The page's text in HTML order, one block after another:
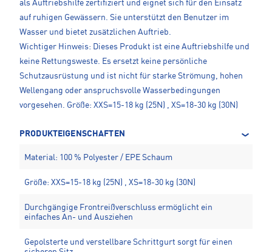
als Auftriebshilfe zertifiziert und eignet sich für den Einsatz
auf ruhigen Gewässern. Sie unterstützt den Benutzer im
Wasser und bietet zusätzlichen Auftrieb.
Wichtiger Hinweis: Dieses Produkt ist eine Auftriebshilfe und
keine Rettungsweste. Es ersetzt keine persönliche
Schutzausrüstung und ist nicht für starke Strömung, hohen
Wellengang oder anspruchsvolle Wasserbedingungen
vorgesehen. Größe: XXS=15-18 kg (25N) , XS=18-30 kg (30N)
PRODUKTEIGENSCHAFTEN
Material: 100 % Polyester / EPE Schaum
Größe: XXS=15-18 kg (25N) , XS=18-30 kg (30N)
Durchgängige Frontreißverschluss ermöglicht ein
einfaches An- und Ausziehen
Gepolsterte und verstellbare Schrittgurt sorgt für einen